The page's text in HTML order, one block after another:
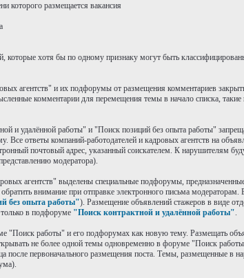
которого размещается вакансия
которые хотя бы по одному признаку могут быть
агентств" и их подфорумы от размещения комментариев
комментарии для перемещения темы в начало списка,
и удалённой работы" и "Поиск позиций без опыта работы"
Все ответы компаний-работодателей и кадровых агентств на
почтовый адрес, указанный соискателем. К нарушителям
модератора).
агентств" выделены специальные подфорумы,
внимание при отправке электронного письма
без опыта работы"). Размещение объявлений стажеров в виде
в подфоруме "Поиск контрактной и удалённой работы".
"Поиск работы" и его подфорумах как новую тему. Размещать
не более одной темы одновременно в форуме "Поиск
первоначального размещения поста. Темы, размещенные в